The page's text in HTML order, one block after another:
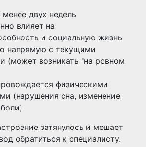
менее двух недель
влияет на
и социальную жизнь
напрямую с текущими
(может возникать "на ровном
физическими
(нарушения сна, изменение
затянулось и мешает
обратиться к специалисту.